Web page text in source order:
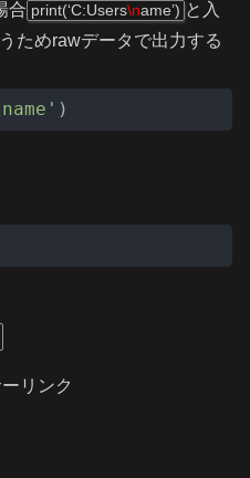
合 print(‘C:Users\name’) と入
ためrawデータで出力する
)
リンク